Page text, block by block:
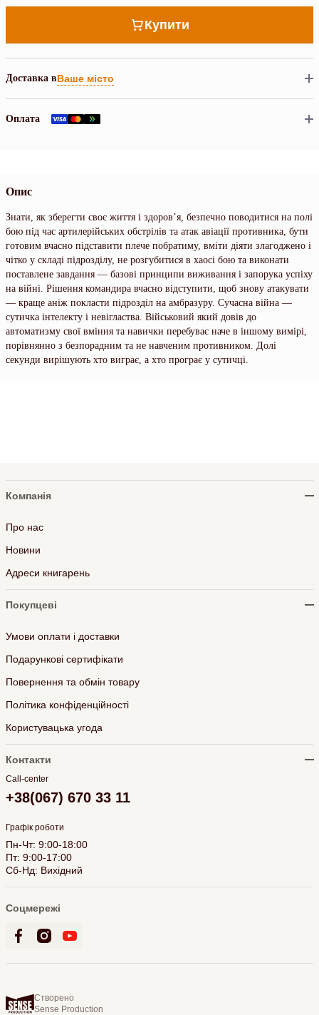
Купити
Доставка вВаше місто
Оплата
Опис
Знати, як зберегти своє життя і здоров’я, безпечно поводитися на полі
бою під час артилерійських обстрілів та атак авіації противника, бути
готовим вчасно підставити плече побратиму, вміти діяти злагоджено і
чітко у складі підрозділу, не розгубитися в хаосі бою та виконати
поставлене завдання — базові принципи виживання і запорука успіху
на війні. Рішення командира вчасно відступити, щоб знову атакувати
— краще аніж покласти підрозділ на амбразуру. Сучасна війна —
сутичка інтелекту і невігластва. Військовий який довів до
автоматизму свої вміння та навички перебуває наче в іншому вимірі,
порівнянно з безпорадним та не навченим противником. Долі
секунди вирішують хто виграє, а хто програє у сутичці.
Компанія
Про нас
Новини
Адреси книгарень
Покупцеві
Умови оплати і доставки
Подарункові сертифікати
Повернення та обмін товару
Політика конфіденційності
Користувацька угода
Контакти
Call-center
+38(067) 670 33 11
Графік роботи
Пн-Чт: 9:00-18:00
Пт: 9:00-17:00
Сб-Нд: Вихідний
Соцмережі
Створено
Sense Production